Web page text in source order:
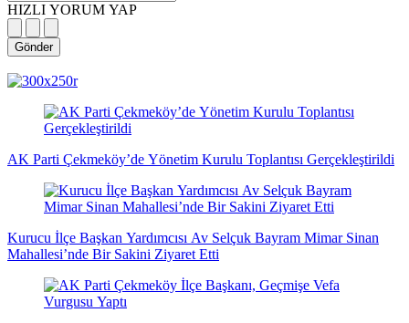
HIZLI YORUM YAP
Gönder
haberleri
haberleri
haberleri
dakika
haberleri
dakika
haberleri
dakika
haberleri
haberler
haberler
haberleri
haberleri
haberleri
AK Parti Çekmeköy’de Yönetim Kurulu Toplantısı Gerçekleştirildi
Kurucu İlçe Başkan Yardımcısı Av Selçuk Bayram Mimar Sinan
Mahallesi’nde Bir Sakini Ziyaret Etti